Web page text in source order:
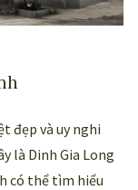
đẹp và uy nghi
là Dinh Gia Long
có thể tìm hiểu